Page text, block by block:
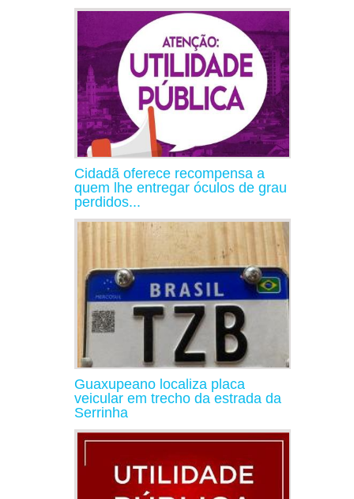
Cidadã oferece recompensa a
quem lhe entregar óculos de grau
perdidos...
Guaxupeano localiza placa
veicular em trecho da estrada da
Serrinha